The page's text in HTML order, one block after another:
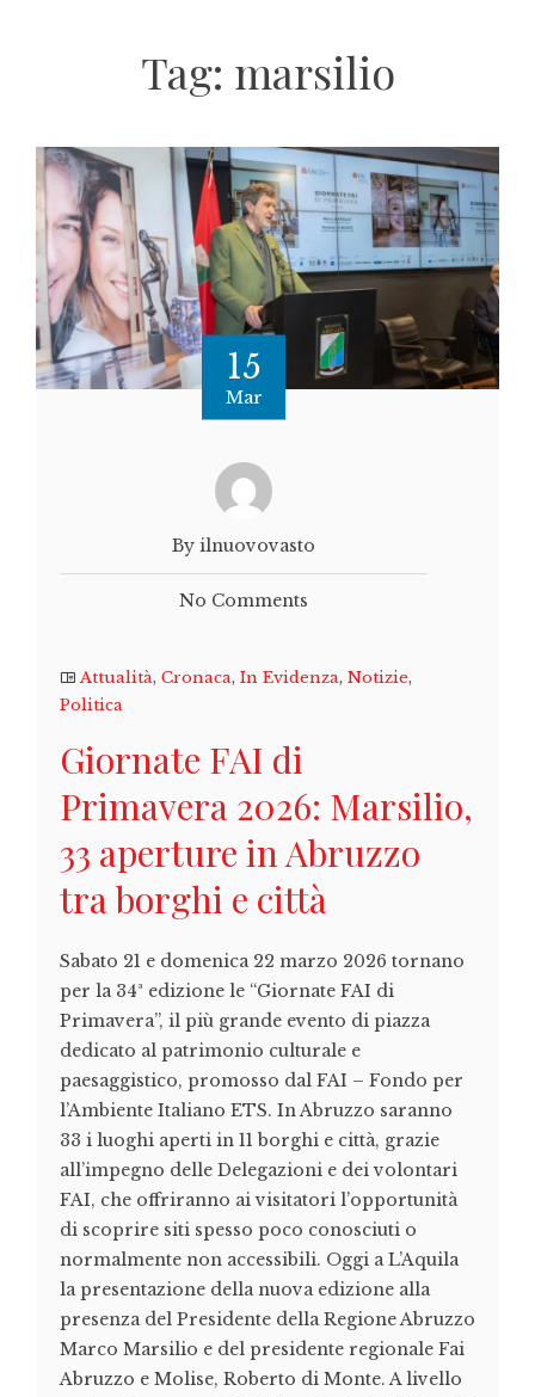
Tag: marsilio
15
Mar
By ilnuovovasto
No Comments
Attualità, Cronaca, In Evidenza, Notizie,
Politica
Giornate FAI di
Primavera 2026: Marsilio,
33 aperture in Abruzzo
tra borghi e città
Sabato 21 e domenica 22 marzo 2026 tornano
per la 34ª edizione le “Giornate FAI di
Primavera”, il più grande evento di piazza
dedicato al patrimonio culturale e
paesaggistico, promosso dal FAI – Fondo per
l’Ambiente Italiano ETS. In Abruzzo saranno
33 i luoghi aperti in 11 borghi e città, grazie
all’impegno delle Delegazioni e dei volontari
FAI, che offriranno ai visitatori l’opportunità
di scoprire siti spesso poco conosciuti o
normalmente non accessibili. Oggi a L’Aquila
la presentazione della nuova edizione alla
presenza del Presidente della Regione Abruzzo
Marco Marsilio e del presidente regionale Fai
Abruzzo e Molise, Roberto di Monte. A livello